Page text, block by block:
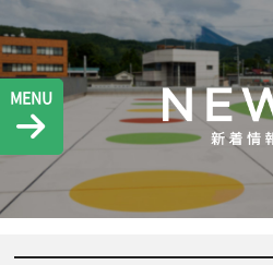
MENU